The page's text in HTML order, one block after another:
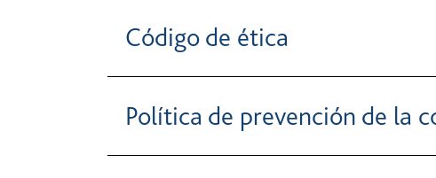
Código de ética
Política de prevención de la